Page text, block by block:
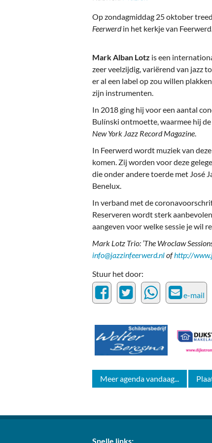
Op zondagmiddag 25 oktober
Feerwerdin het kerkje van
Mark Alban Lotz is een
zeer veelzijdig, variërend van jazz
er al een label op zou willen
zijn instrumenten.
In 2018 ging hij voor een aantal
Bulínski ontmoette, waarmee hij
New York Jazz Record Magazine.
In Feerwerd wordt muziek van
komen. Zij worden voor deze
die onder andere toerde met José
Benelux.
In verband met de
Reserveren wordt sterk
aangeven voor welke sessie je wil
Mark Lotz Trio: ’The Wroclaw
info@jazzinfeerwerd.nlofhttp://
Stuur het door:
e-mail
Meer agenda vandaag...
Snelle links: